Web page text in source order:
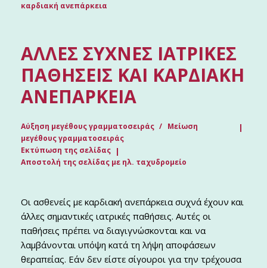
καρδιακή ανεπάρκεια
ΆΛΛΕΣ ΣΥΧΝΈΣ ΙΑΤΡΙΚΈΣ
ΠΑΘΉΣΕΙΣ ΚΑΙ ΚΑΡΔΙΑΚΉ
ΑΝΕΠΆΡΚΕΙΑ
Αύξηση μεγέθους γραμματοσειράς
Μείωση
μεγέθους γραμματοσειράς
Εκτύπωση της σελίδας
Αποστολή της σελίδας με ηλ. ταχυδρομείο
Οι ασθενείς με καρδιακή ανεπάρκεια συχνά έχουν και
άλλες σημαντικές ιατρικές παθήσεις. Αυτές οι
παθήσεις πρέπει να διαγιγνώσκονται και να
λαμβάνονται υπόψη κατά τη λήψη αποφάσεων
θεραπείας. Εάν δεν είστε σίγουροι για την τρέχουσα